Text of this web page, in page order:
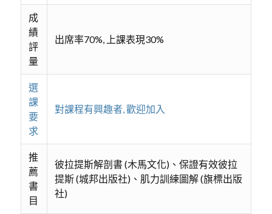
成
績
評
量
出席率70%, 上課表現30%
選
課
要
求
對課程有興趣者, 歡迎加入
推
薦
書
目
彼拉提斯解剖書 (木馬文化)、保證有效彼拉
提斯 (城邦出版社)、肌力訓練圖解 (旗標出版
社)